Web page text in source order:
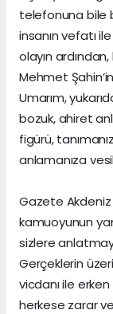
telefonuna bile
insanın vefatı
olayın
Mehmet
Umarım,
bozuk, ahiret
figürü,
anlamanıza
Gazete
kamuoyunun
sizlere
Gerçeklerin
vicdanı ile
herkese zarar